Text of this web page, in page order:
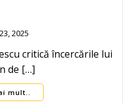
2025
critică încercările lui
de […]
mult..